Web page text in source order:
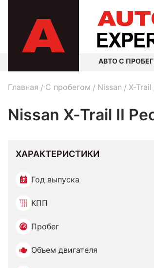
АВТО С
Главная C пробегом Nissan X-Trail
Nissan X-Trail II
ХАРАКТЕРИСТИКИ
Год выпуска
КПП
Пробег
Объем двигателя